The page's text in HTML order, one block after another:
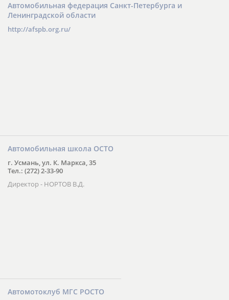
Автомобильная федерация Санкт-Петербурга и
Ленинградской области
http://afspb.org.ru/
Автомобильная школа ОСТО
г. Усмань, ул. К. Маркса, 35
Тел.: (272) 2-33-90
Директор - НОРТОВ В.Д.
Автомотоклуб МГС РОСТО